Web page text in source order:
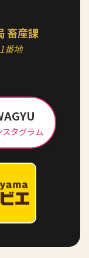
畜産課
番地
タグラム